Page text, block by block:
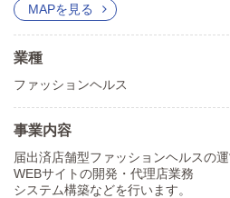
MAPを見る
業種
ファッションヘルス
事業内容
届出済店舗型ファッションヘルスの運
WEBサイトの開発・代理店業務
システム構築などを行います。